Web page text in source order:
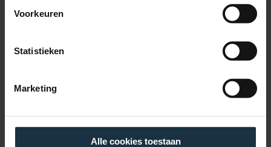
Voorkeuren
Statistieken
Marketing
Alle cookies toestaan
E-mailadres*
Bedrijfsnaam